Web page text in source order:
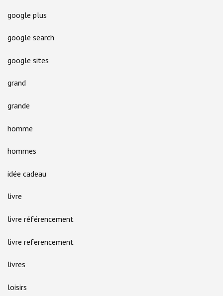
google plus
google search
google sites
grand
grande
homme
hommes
idée cadeau
livre
livre référencement
livre referencement
livres
loisirs